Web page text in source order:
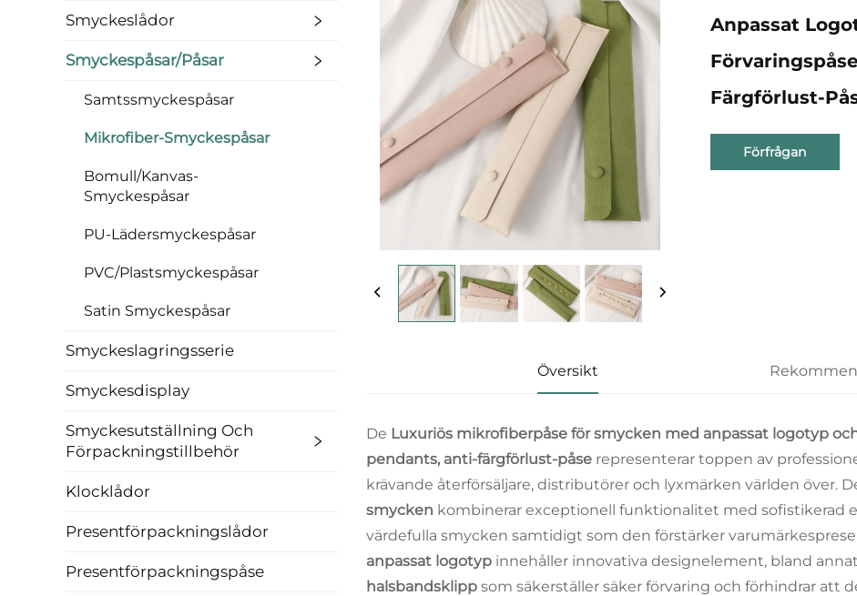
Smyckeslådor
Smyckespåsar/påsar
Samtssmyckespåsar
Mikrofiber-Smyckespåsar
Bomull/Kanvas-
Smyckespåsar
PU-Lädersmyckespåsar
PVC/Plastsmyckespåsar
Satin Smyckespåsar
Smyckeslagringsserie
Smyckesdisplay
Smyckesutställning Och
Förpackningstillbehör
Klocklådor
Presentförpackningslådor
Presentförpackningspåse
Anpassat
Färgförlust-
Förfrågan
Översikt
De Luxuriös mikrofiberpåse för smycken med anpassat logotyp
pendants, anti-färgförlust-påse representerar toppen av
krävande återförsäljare, distributörer och lyxmärken världen över.
smycken kombinerar exceptionell funktionalitet med sofistikerad
värdefulla smycken samtidigt som den förstärker
anpassat logotyp innehåller innovativa designelement, bland
halsbandsklipp som säkerställer säker förvaring och förhindrar att